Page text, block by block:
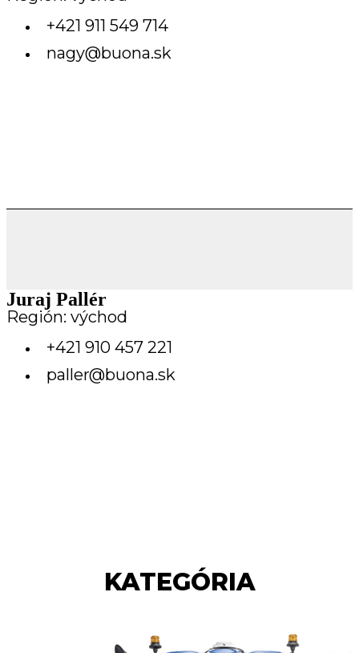
+421 911 549 714
nagy@buona.sk
Juraj Pallér
Región: východ
+421 910 457 221
paller@buona.sk
KATEGÓRIA